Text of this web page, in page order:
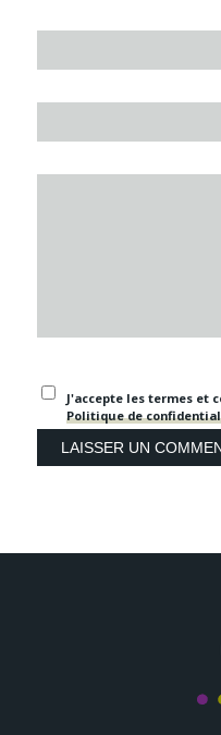
J'accepte les termes et
Politique de